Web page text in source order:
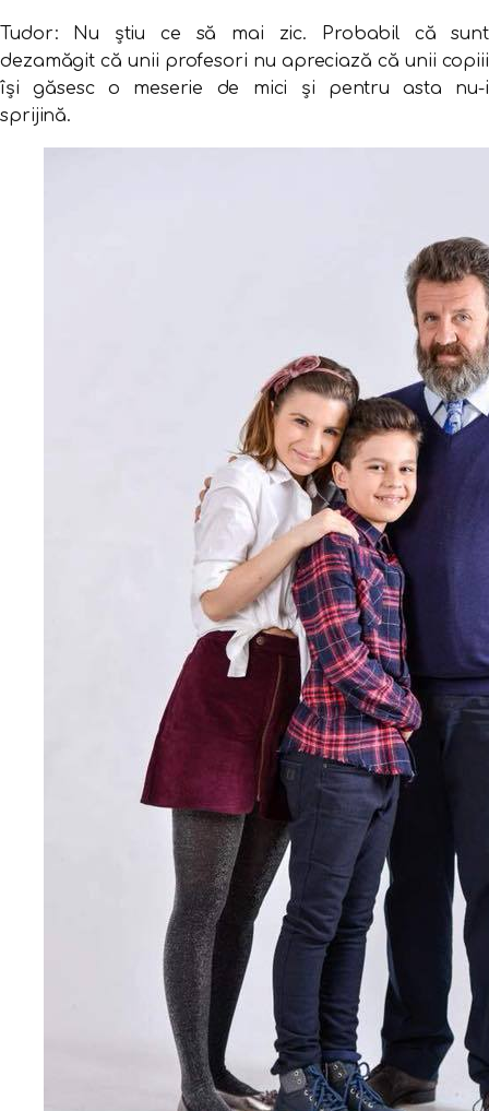
Tudor: Nu ştiu ce să mai zic. Probabil că sunt
dezamăgit că unii profesori nu apreciază că unii copiii
îşi găsesc o meserie de mici şi pentru asta nu-i
sprijină.